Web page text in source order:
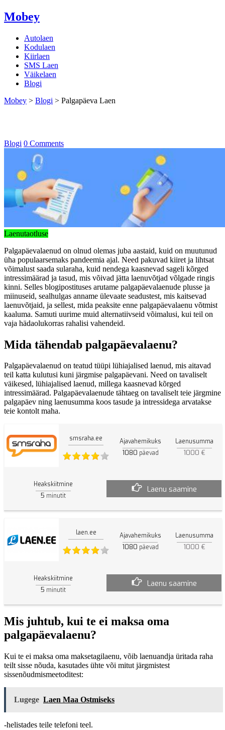
Mobey
Autolaen
Kodulaen
Kiirlaen
SMS Laen
Väikelaen
Blogi
Mobey > Blogi > Palgapäeva Laen
Blogi 0 Comments
Laenutaotluse
Palgapäevalaenud on olnud olemas juba aastaid, kuid on muutunud
üha populaarsemaks pandeemia ajal. Need pakuvad kiiret ja lihtsat
võimalust saada sularaha, kuid nendega kaasnevad sageli kõrged
intressimäärad ja tasud, mis võivad jätta laenuvõtjad võlgade ringis
kinni. Selles blogipostituses arutame palgapäevalaenude plusse ja
miinuseid, sealhulgas anname ülevaate seadustest, mis kaitsevad
laenuvõtjaid, ja sellest, mida peaksite enne palgapäevalaenu võtmist
kaaluma. Samuti uurime muid alternatiivseid võimalusi, kui teil on
vaja hädaolukorras rahalisi vahendeid.
Mida tähendab palgapäevalaenu?
Palgapäevalaenud on teatud tüüpi lühiajalised laenud, mis aitavad
teil katta kulutusi kuni järgmise palgapäevani. Need on tavaliselt
väikesed, lühiajalised laenud, millega kaasnevad kõrged
intressimäärad. Palgapäevalaenude tähtaeg on tavaliselt teie järgmine
palgapäev ning laenusumma koos tasude ja intressidega arvatakse
teie kontolt maha.
smsraha.ee Ajavahemikuks
1080 päevad
Laenusumma
1000 €
Heakskiitmine
5 minutit
Laenu saamine
laen.ee Ajavahemikuks
1080 päevad
Laenusumma
1000 €
Heakskiitmine
5 minutit
Laenu saamine
Mis juhtub, kui te ei maksa oma
palgapäevalaenu?
Kui te ei maksa oma maksetagilaenu, võib laenuandja üritada raha
teilt sisse nõuda, kasutades ühte või mitut järgmistest
sissenõudmismeetoditest:
Lugege Laen Maa Ostmiseks
-helistades teile telefoni teel.